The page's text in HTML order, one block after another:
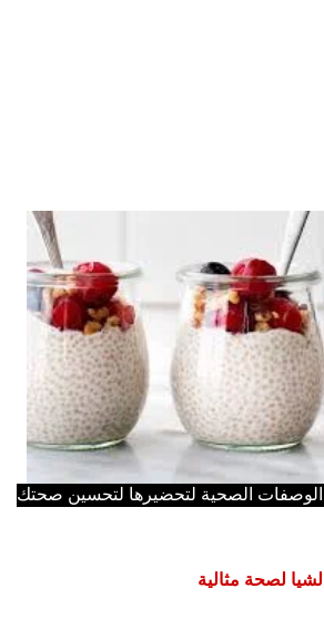
الوصفات الصحية لتحضيرها لتحسين صحتك
لصحة مثالية